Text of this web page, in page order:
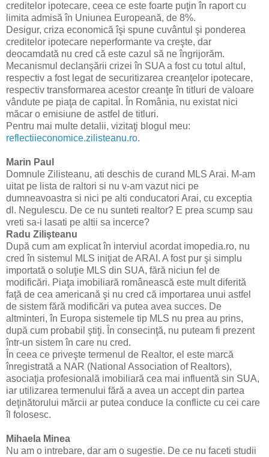
creditelor ipotecare, ceea ce este foarte puţin în raport cu
limita admisă în Uniunea Europeană, de 8%.
Desigur, criza economică îşi spune cuvântul şi ponderea
creditelor ipotecare neperformante va creşte, dar
deocamdată nu cred că este cazul să ne îngrijorăm.
Mecanismul declanşării crizei în SUA a fost cu totul altul,
respectiv a fost legat de securitizarea creanţelor ipotecare,
respectiv transformarea acestor creanţe în titluri de valoare
vândute pe piaţa de capital. În România, nu existat nici
măcar o emisiune de astfel de titluri.
Pentru mai multe detalii, vizitaţi blogul meu:
reflectiieconomice.zilisteanu.ro.
Marin Paul
Domnule Zilisteanu, ati deschis de curand MLS Arai. M-am
uitat pe lista de raltori si nu v-am vazut nici pe
dumneavoastra si nici pe alti conducatori Arai, cu exceptia
dl. Negulescu. De ce nu sunteti realtor? E prea scump sau
vreti sa-i lasati pe altii sa incerce?
Radu Zilişteanu
După cum am explicat în interviul acordat imopedia.ro, nu
cred în sistemul MLS iniţiat de ARAI. A fost pur şi simplu
importată o soluţie MLS din SUA, fără niciun fel de
modificări. Piaţa imobiliară românească este mult diferită
faţă de cea americană şi nu cred că importarea unui astfel
de sistem fără modificări va putea avea succes. De
altminteri, în Europa sistemele tip MLS nu prea au prins,
după cum probabil ştiţi. În consecinţă, nu puteam fi prezent
într-un sistem în care nu cred.
În ceea ce priveşte termenul de Realtor, el este marcă
înregistrată a NAR (National Association of Realtors),
asociaţia profesională imobiliară cea mai influentă sin SUA,
iar utilizarea termenului fără a avea un accept din partea
deţinătorului mărcii ar putea conduce la conflicte cu cei care
îl folosesc.
Mihaela Minea
Nu am o intrebare, dar am o sugestie. De ce nu faceti studii